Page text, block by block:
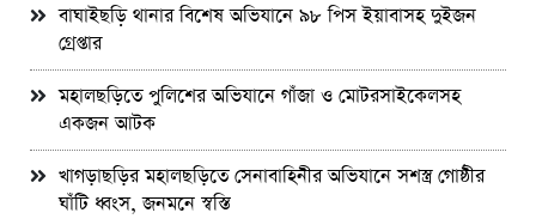
বাঘাইছড়ি থানার বিশেষ অভিযানে ৯৮ পিস ইয়াবাসহ দুইজন
গ্রেপ্তার
মহালছড়িতে পুলিশের অভিযানে গাঁজা ও মোটরসাইকেলসহ
একজন আটক
খাগড়াছড়ির মহালছড়িতে সেনাবাহিনীর অভিযানে সশস্ত্র গোষ্ঠীর
ঘাঁটি ধ্বংস, জনমনে স্বস্তি